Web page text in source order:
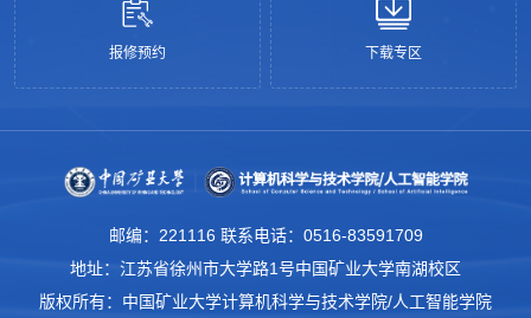
报修预约 下载专区
邮编：221116 联系电话：0516-83591709
地址：江苏省徐州市大学路1号中国矿业大学南湖校区
版权所有：中国矿业大学计算机科学与技术学院/人工智能学院